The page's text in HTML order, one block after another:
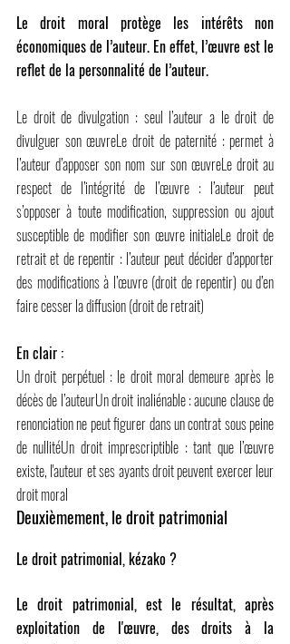
Le droit moral protège les intérêts non
économiques de l’auteur. En effet, l’œuvre est le
reflet de la personnalité de l’auteur.
Le droit de divulgation : seul l’auteur a le droit de
divulguer son œuvreLe droit de paternité : permet à
l’auteur d’apposer son nom sur son œuvreLe droit au
respect de l’intégrité de l’œuvre : l’auteur peut
s’opposer à toute modification, suppression ou ajout
susceptible de modifier son œuvre initialeLe droit de
retrait et de repentir : l’auteur peut décider d’apporter
des modifications à l’œuvre (droit de repentir) ou d’en
faire cesser la diffusion (droit de retrait)
En clair :
Un droit perpétuel : le droit moral demeure après le
décès de l’auteurUn droit inaliénable : aucune clause de
renonciation ne peut figurer dans un contrat sous peine
de nullitéUn droit imprescriptible : tant que l’œuvre
existe, l'auteur et ses ayants droit peuvent exercer leur
droit moral
Deuxièmement, le droit patrimonial
Le droit patrimonial, kézako ?
Le droit patrimonial, est le résultat, après
exploitation de l'œuvre, des droits à la